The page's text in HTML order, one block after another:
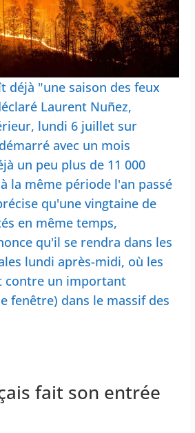
déjà "une saison des feux
Laurent Nuñez,
lundi 6 juillet sur
avec un mois
un peu plus de 11 000
la même période l'an passé
qu'une vingtaine de
en même temps,
qu'il se rendra dans les
lundi après-midi, où les
contre un important
fenêtre) dans le massif des
fait son entrée